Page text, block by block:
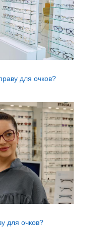
для очков?
для очков?